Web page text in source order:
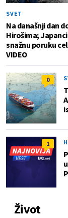
SVET
Na današnji dan
Hirošima;
snažnu poruku
VIDEO
0
1
Život